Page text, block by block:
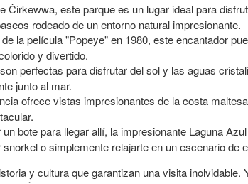
Ċirkewwa, este parque es un lugar ideal para
rodeado de un entorno natural impresionante.
la película "Popeye" en 1980, este encantador
y divertido.
perfectas para disfrutar del sol y las aguas
junto al mar.
ofrece vistas impresionantes de la costa
bote para llegar allí, la impresionante Laguna
o simplemente relajarte en un escenario de
y cultura que garantizan una visita